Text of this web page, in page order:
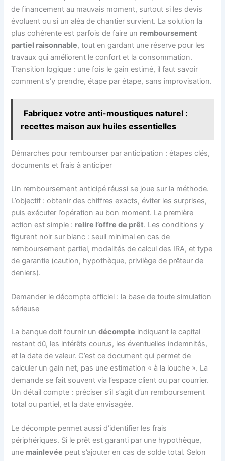
de financement au mauvais moment, surtout si les devis
évoluent ou si un aléa de chantier survient. La solution la
plus cohérente est parfois de faire un remboursement
partiel raisonnable, tout en gardant une réserve pour les
travaux qui améliorent le confort et la consommation.
Transition logique : une fois le gain estimé, il faut savoir
comment s’y prendre, étape par étape, sans improvisation.
Fabriquez votre anti-moustiques naturel :
recettes maison aux huiles essentielles
Démarches pour rembourser par anticipation : étapes clés,
documents et frais à anticiper
Un remboursement anticipé réussi se joue sur la méthode.
L’objectif : obtenir des chiffres exacts, éviter les surprises,
puis exécuter l’opération au bon moment. La première
action est simple : relire l’offre de prêt. Les conditions y
figurent noir sur blanc : seuil minimal en cas de
remboursement partiel, modalités de calcul des IRA, et type
de garantie (caution, hypothèque, privilège de prêteur de
deniers).
Demander le décompte officiel : la base de toute simulation
sérieuse
La banque doit fournir undécompte indiquant le capital
restant dû, les intérêts courus, les éventuelles indemnités,
et la date de valeur. C’est ce document qui permet de
calculer un gain net, pas une estimation « à la louche ». La
demande se fait souvent via l’espace client ou par courrier.
Un détail compte : préciser s’il s’agit d’un remboursement
total ou partiel, et la date envisagée.
Le décompte permet aussi d’identifier les frais
périphériques. Si le prêt est garanti par une hypothèque,
une mainlevée peut s’ajouter en cas de solde total. Selon